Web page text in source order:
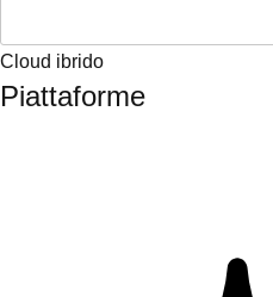
Cloud ibrido
Piattaforme